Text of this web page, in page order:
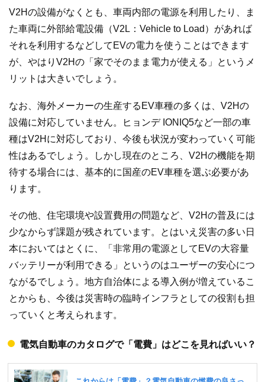
V2Hの設備がなくとも、車両内部の電源を利用したり、ま
た車両に外部給電設備（V2L：Vehicle to Load）があれば
それを利用するなどしてEVの電力を使うことはできます
が、やはりV2Hの「家でそのまま電力が使える」というメ
リットは大きいでしょう。
なお、海外メーカーの生産するEV車種の多くは、V2Hの
設備に対応していません。ヒョンデ IONIQ5など一部の車
種はV2Hに対応しており、今後も状況が変わっていく可能
性はあるでしょう。しかし現在のところ、V2Hの機能を期
待する場合には、基本的に国産のEV車種を選ぶ必要があ
ります。
その他、住宅環境や設置費用の問題など、V2Hの普及には
少なからず課題が残されています。とはいえ災害の多い日
本においてはとくに、「非常用の電源としてEVの大容量
バッテリーが利用できる」というのはユーザーの安心につ
ながるでしょう。地方自治体による導入例が増えているこ
とからも、今後は災害時の臨時インフラとしての役割も担
っていくと考えられます。
電気自動車のカタログで「電費」はどこを見ればいい？